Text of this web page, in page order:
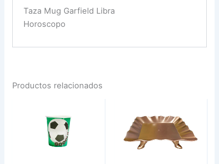
Taza Mug Garfield Libra
Horoscopo
Productos relacionados